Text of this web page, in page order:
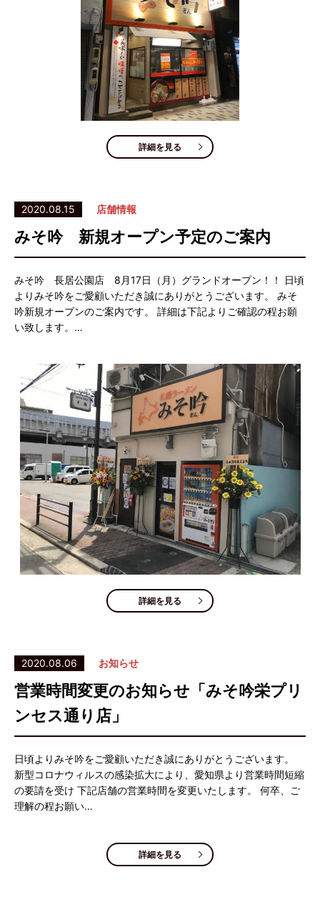
詳細を見る
2020.08.15 店舗情報
みそ吟 新規オープン予定のご案内
みそ吟 長居公園店 8月17日（月）グランドオープン！！ 日頃
よりみそ吟をご愛顧いただき誠にありがとうございます。 みそ
吟新規オープンのご案内です。 詳細は下記よりご確認の程お願
い致します。…
詳細を見る
2020.08.06 お知らせ
営業時間変更のお知らせ「みそ吟栄プリ
ンセス通り店」
日頃よりみそ吟をご愛顧いただき誠にありがとうございます。
新型コロナウィルスの感染拡大により、愛知県より営業時間短縮
の要請を受け 下記店舗の営業時間を変更いたします。 何卒、ご
理解の程お願い…
詳細を見る